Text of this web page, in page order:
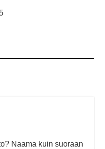
Naama kuin suoraan